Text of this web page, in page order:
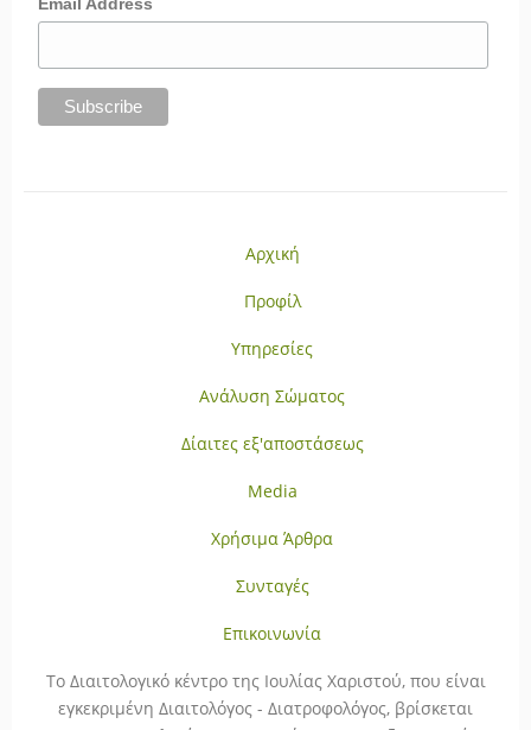
Αρχική
Προφίλ
Υπηρεσίες
Ανάλυση Σώματος
Δίαιτες εξ'αποστάσεως
Media
Χρήσιμα Άρθρα
Συνταγές
Επικοινωνία
To Διαιτολογικό κέντρο της Ιουλίας Χαριστού, που είναι
εγκεκριμένη Διαιτολόγος - Διατροφολόγος, βρίσκεται